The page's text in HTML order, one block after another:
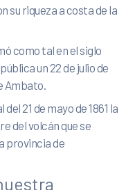
su riqueza a costa de la
como tal en el siglo
un 22 de julio de
Ambato.
21 de mayo de 1861 la
del volcán que se
provincia de